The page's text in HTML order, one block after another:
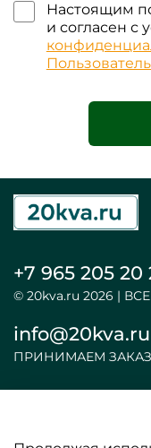
Настоящим
и согласен с
+7 965 205 20
© 20kva.ru 2026 |
info@20kva.ru
ПРИНИМАЕМ